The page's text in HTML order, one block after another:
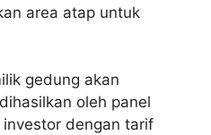
area atap untuk
gedung akan
oleh panel
dengan tarif